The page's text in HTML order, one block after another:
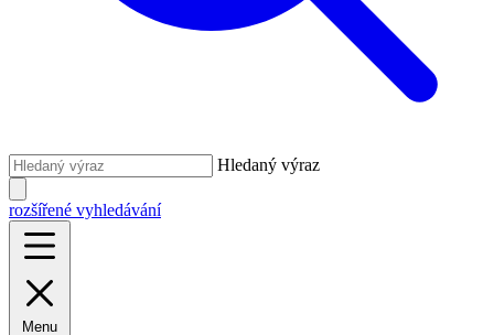
Hledaný výraz
rozšířené vyhledávání
Menu